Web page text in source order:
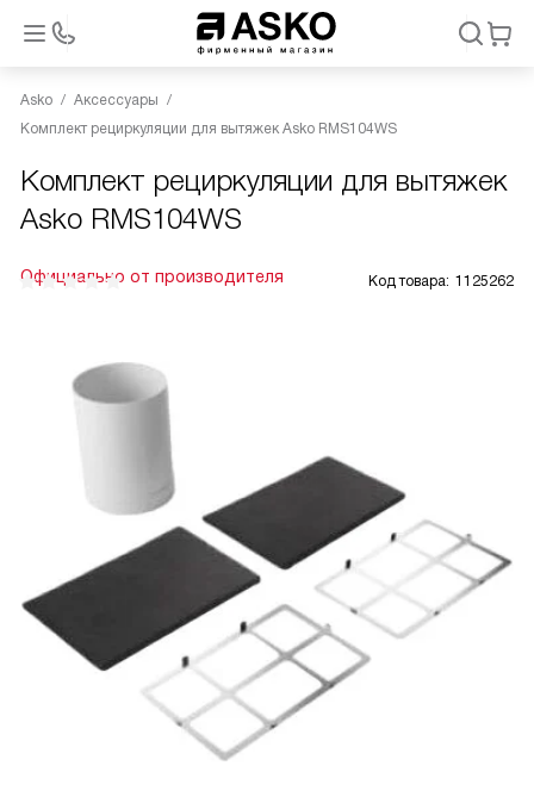
Asko
Аксессуары
Комплект рециркуляции для вытяжек Asko RMS104WS
Комплект рециркуляции для вытяжек
Asko RMS104WS
Официально от производителя Код товара: 1125262